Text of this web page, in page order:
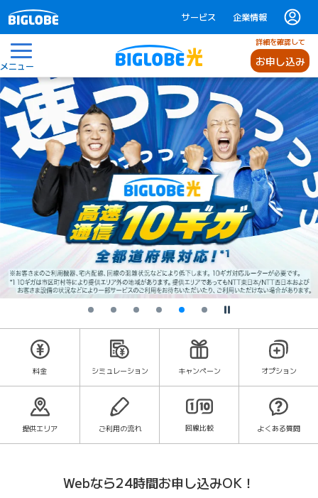
サービス 企業情報
メニュー
詳細を確認して
お申し込み
停止
料金 シミュレーション キャンペーン オプション
提供エリア ご利用の流れ 回線比較 よくある質問
Webなら24時間お申し込みOK！